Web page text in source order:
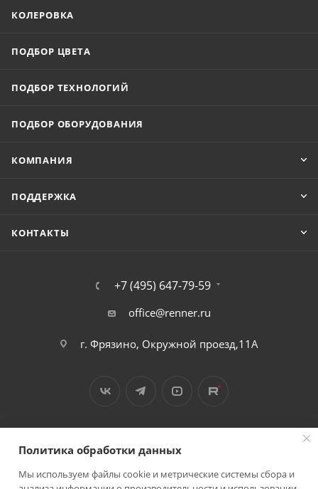
КОЛЕРОВКА
ПОДБОР ЦВЕТА
ПОДБОР ТЕХНОЛОГИЙ
ПОДБОР ОБОРУДОВАНИЯ
КОМПАНИЯ
ПОДДЕРЖКА
КОНТАКТЫ
+7 (495) 647-79-59
office@renner.ru
г. Фрязино, Окружной проезд,11А
2026 © Лига - каталог лакокрасочных покрытий
Политика обработки данных
Мы используем файлы cookie и метрические системы сбора и